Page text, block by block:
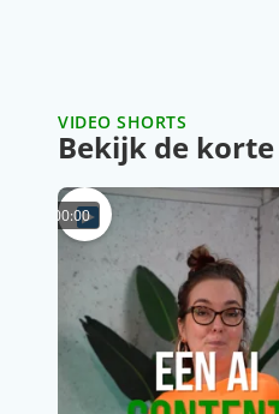
VIDEO SHORTS
Bekijk de
00:00